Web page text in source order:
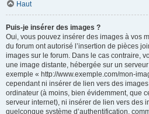
Haut
Puis-je insérer des images ?
Oui, vous pouvez insérer des images à vos
du forum ont autorisé l’insertion de pièces
images sur le forum. Dans le cas contraire,
une image distante, hébergée sur un
exemple « http://www.exemple.com/mon-
cependant ni insérer de lien vers des
ordinateur (à moins, bien évidemment, que
serveur internet), ni insérer de lien vers des
quelconque système d’authentification,